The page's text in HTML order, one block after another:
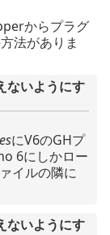
からプラグ
法がありま
ないようにす
にV6のGHプ
6にしかロー
イルの隣に
ないようにす